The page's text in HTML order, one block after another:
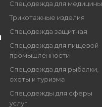
Спецодежда для медицины
Трикотажные изделия
Спецодежда защитная
Спецодежда для пищевой
промышленности
Спецодежда для рыбалки,
охоты и туризма
Спецодежды для сферы
услуг